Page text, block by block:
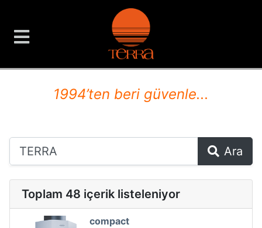
TERRA Analiz ve
1994’ten beri güvenle...
Ara
Toplam 48 içerik listeleniyor
compact